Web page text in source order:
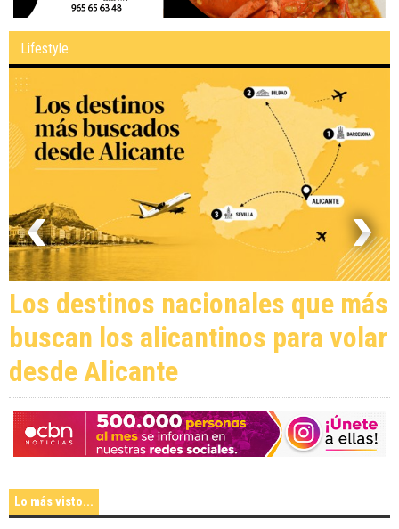
Lifestyle
Los destinos nacionales que más
buscan los alicantinos para volar
desde Alicante
Lo más visto...